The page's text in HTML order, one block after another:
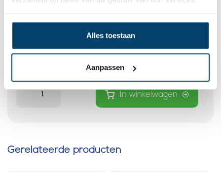
Alles toestaan
Aanpassen
Gaffel terminals rvs 5mm rechts
Op werkdagen voor 15:00 besteld? Direct verstuurd!
In winkelwagen
Gerelateerde producten